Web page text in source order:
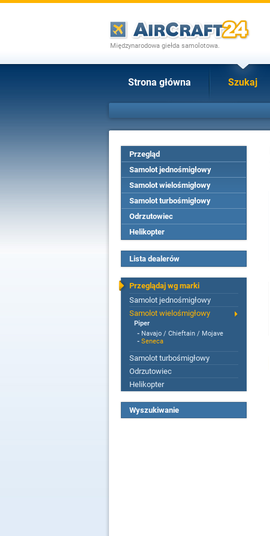
Międzynarodowa giełda samolotowa.
Strona główna Szukaj
Przegląd
Samolot jednośmigłowy
Samolot wielośmigłowy
Samolot turbośmigłowy
Odrzutowiec
Helikopter
Lista dealerów
Przeglądaj wg marki
Samolot jednośmigłowy
Samolot wielośmigłowy
Piper
- Navajo / Chieftain / Mojave
- Seneca
Samolot turbośmigłowy
Odrzutowiec
Helikopter
Wyszukiwanie